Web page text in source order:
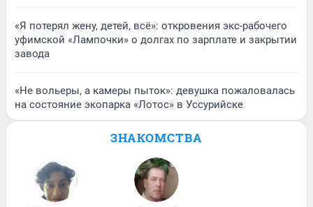
«Я потерял жену, детей, всё»: откровения экс-рабочего
уфимской «Лампочки» о долгах по зарплате и закрытии
завода
«Не вольеры, а камеры пыток»: девушка пожаловалась
на состояние экопарка «Лотос» в Уссурийске
ЗНАКОМСТВА